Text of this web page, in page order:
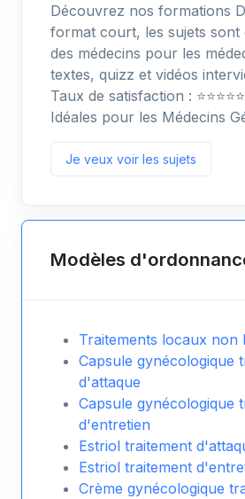
Découvrez nos formations
format court, les sujets sont
des médecins pour les
textes, quizz et vidéos
Taux de satisfaction : ⭐️⭐️⭐️⭐️⭐️
Idéales pour les Médecins
Je veux voir les sujets
Modèles
Traitements locaux non
Capsule gynécologique
d'attaque
Capsule gynécologique
d'entretien
Estriol traitement
Estriol traitement
Crème gynécologique